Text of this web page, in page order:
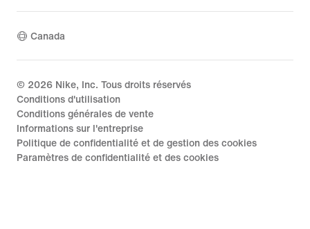
Canada
© 2026 Nike, Inc. Tous droits réservés
Conditions d'utilisation
Conditions générales de vente
Informations sur l'entreprise
Politique de confidentialité et de gestion des cookies
Paramètres de confidentialité et des cookies